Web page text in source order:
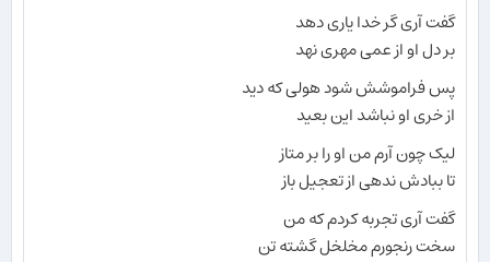
گفت آری گر خدا یاری دهد
بر دل او از عمی مهری نهد
پس فراموشش شود هولی که دید
از خری او نباشد این بعید
لیک چون آرم من او را بر متاز
تا ببادش ندهی از تعجیل باز
گفت آری تجربه کردم که من
سخت رنجورم مخلخل گشته تن